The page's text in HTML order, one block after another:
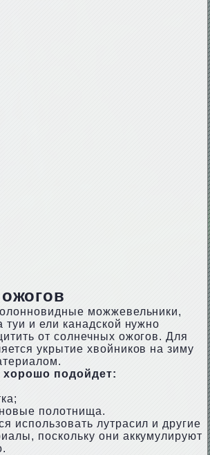
можжевельники,
туи и ели канадской нужно
от солнечных ожогов. Для
укрытие хвойников на зиму
хорошо подойдет:
полотнища.
использовать лутрасил и другие
поскольку они аккумулируют